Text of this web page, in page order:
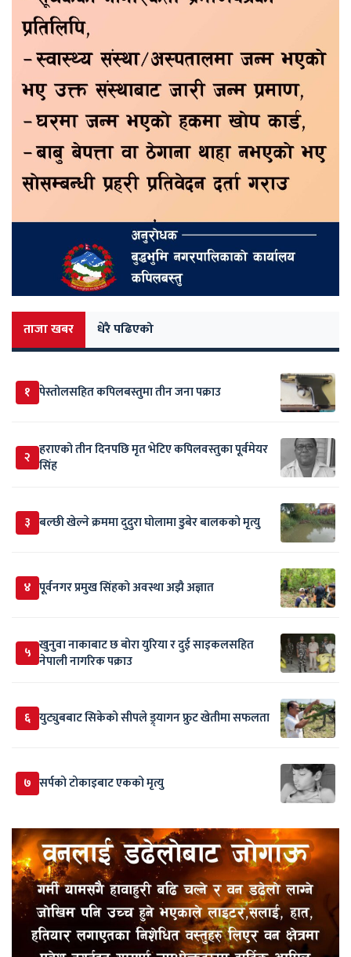
ताजा खबर धेरै पढिएको
१ पेस्तोलसहित कपिलबस्तुमा तीन जना पक्राउ
२ हराएको तीन दिनपछि मृत भेटिए कपिलवस्तुका पूर्वमेयर
सिंह
३ बल्छी खेल्ने क्रममा दुदुरा घोलामा डुबेर बालकको मृत्यु
४ पूर्वनगर प्रमुख सिंहको अवस्था अझै अज्ञात
५ खुनुवा नाकाबाट छ बोरा युरिया र दुई साइकलसहित
नेपाली नागरिक पक्राउ
६ युट्युबबाट सिकेको सीपले ड्र्यागन फ्रुट खेतीमा सफलता
७ सर्पकाे टाेकाइबाट एकको मृत्यु